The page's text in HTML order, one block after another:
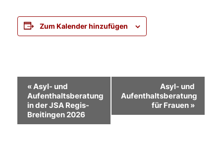
Zum Kalender hinzufügen
Veranstaltung-
Navigation
« Asyl- und
Aufenthaltsberatung
in der JSA Regis-
Breitingen 2026
Asyl- und
Aufenthaltsberatung
für Frauen »